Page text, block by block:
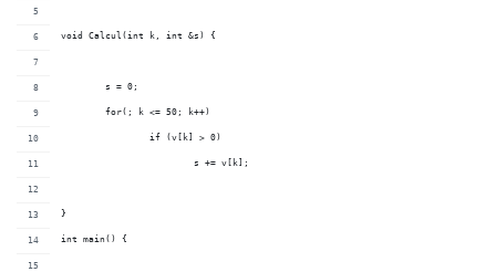
void Calcul(int k, int &s) {
	s = 0;
	for(; k <= 50; k++)
		if (v[k] > 0)
			s += v[k];
}
int main() {